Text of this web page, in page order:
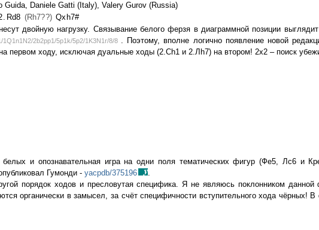
Daniele Gatti (Italy), Valery Gurov (Russia)
Rd8 (Rh7??) Qxh7#
двойную нагрузку. Связывание белого ферзя в диаграммной позиции
1Q1n1N2/2b2pp1/5p1k/5p2/1K3N1r/8/8 . Поэтому, вполне логично появление новой
первом ходу, исключая дуальные ходы (2.Сh1 и 2.Лh7) на втором! 2x2 – поиск
белых и опознавательная игра на одни поля тематических фигур (Фе5, Лс6 и
Гумонди - yacpdb/375196
.
порядок ходов и пресловутая специфика. Я не являюсь поклонником
органически в замысел, за счёт специфичности вступительного хода чёрных!